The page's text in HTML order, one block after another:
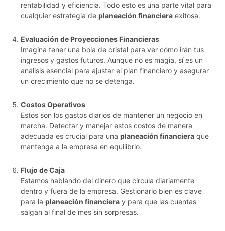
rentabilidad y eficiencia. Todo esto es una parte vital para
cualquier estrategia de planeación financiera exitosa.
Evaluación de Proyecciones Financieras
Imagina tener una bola de cristal para ver cómo irán tus
ingresos y gastos futuros. Aunque no es magia, sí es un
análisis esencial para ajustar el plan financiero y asegurar
un crecimiento que no se detenga.
Costos Operativos
Estos son los gastos diarios de mantener un negocio en
marcha. Detectar y manejar estos costos de manera
adecuada es crucial para una planeación financiera que
mantenga a la empresa en equilibrio.
Flujo de Caja
Estamos hablando del dinero que circula diariamente
dentro y fuera de la empresa. Gestionarlo bien es clave
para la planeación financiera y para que las cuentas
salgan al final de mes sin sorpresas.